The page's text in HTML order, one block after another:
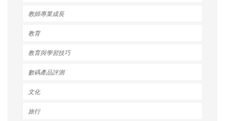
教師專業成長
教育
教育與學習技巧
數碼產品評測
文化
旅行